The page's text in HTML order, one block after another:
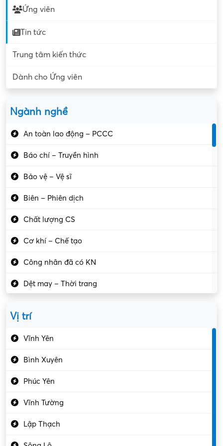
Ứng viên
Tin tức
Trung tâm kiến thức
Dành cho Ứng viên
Ngành nghề
An toàn lao động – PCCC
Báo chí – Truyền hình
Bảo vệ – Vệ sĩ
Biên – Phiên dịch
Chất lượng CS
Cơ khí – Chế tạo
Công nhân đã có KN
Dệt may – Thời trang
Vị trí
Vĩnh Yên
Bình Xuyên
Phúc Yên
Vĩnh Tường
Lập Thạch